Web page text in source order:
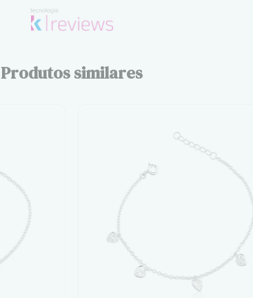
Produtos similares